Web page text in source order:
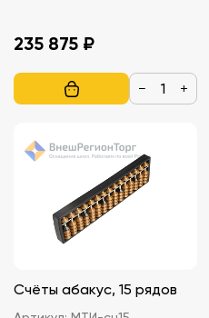
235 875 ₽
− +
Счёты абакус, 15 рядов